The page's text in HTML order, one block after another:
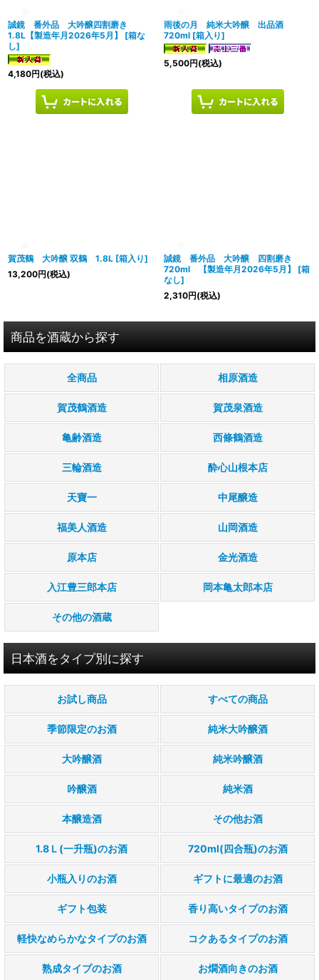
誠鏡 番外品 大吟醸四割磨き
1.8L【製造年月2026年5月】
[箱な
し]
4,180円(税込)
雨後の月 純米大吟醸 出品酒
720ml [箱入り]
5,500円(税込)
賀茂鶴 大吟醸 双鶴 1.8L [箱入り]
13,200円(税込)
誠鏡 番外品 大吟醸 四割磨き
720ml 【製造年月2026年5月】
[箱
なし]
2,310円(税込)
商品を酒蔵から探す
全商品 相原酒造
賀茂鶴酒造 賀茂泉酒造
亀齢酒造 西條鶴酒造
三輪酒造 酔心山根本店
天寶一 中尾醸造
福美人酒造 山岡酒造
原本店 金光酒造
入江豊三郎本店 岡本亀太郎本店
その他の酒蔵
日本酒をタイプ別に探す
お試し商品 すべての商品
季節限定のお酒 純米大吟醸酒
大吟醸酒 純米吟醸酒
吟醸酒 純米酒
本醸造酒 その他お酒
1.8Ｌ(一升瓶)のお酒 720ml(四合瓶)のお酒
小瓶入りのお酒 ギフトに最適のお酒
ギフト包装 香り高いタイプのお酒
軽快なめらかなタイプのお酒 コクあるタイプのお酒
熟成タイプのお酒 お燗酒向きのお酒